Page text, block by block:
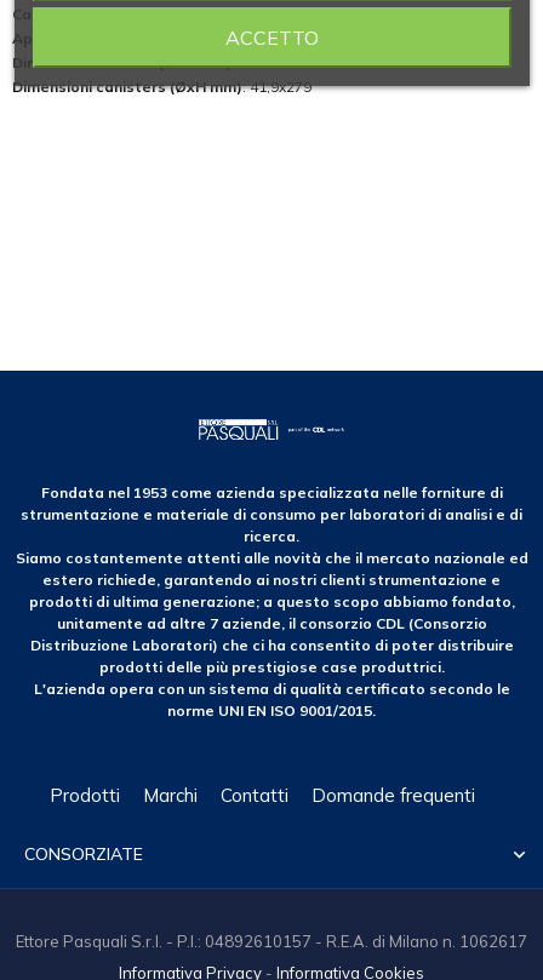
Capacità in fiale da 2 ml, altezza 5 cm
Apertura collo (mm)
Dimensioni esterne (ØxH mm): 260x549
Dimensioni canisters (ØxH mm): 41,9x279
Fondata nel 1953 come azienda specializzata nelle forniture di
strumentazione e materiale di consumo per laboratori di analisi e di
ricerca.
Siamo costantemente attenti alle novità che il mercato nazionale ed
estero richiede, garantendo ai nostri clienti strumentazione e
prodotti di ultima generazione; a questo scopo abbiamo fondato,
unitamente ad altre 7 aziende, il consorzio CDL (Consorzio
Distribuzione Laboratori) che ci ha consentito di poter distribuire
prodotti delle più prestigiose case produttrici.
L'azienda opera con un sistema di qualità certificato secondo le
norme UNI EN ISO 9001/2015.
Prodotti Marchi Contatti Domande frequenti
CONSORZIATE 
ACCETTO
Ettore Pasquali S.r.l. - P.I.: 04892610157 - R.E.A. di Milano n. 1062617
Informativa Privacy - Informativa Cookies